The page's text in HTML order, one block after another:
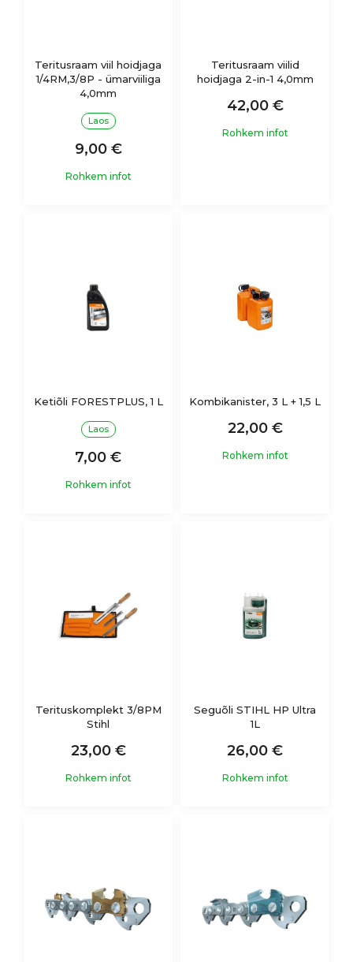
Teritusraam viil hoidjaga
1/4RM,3/8P - ümarviiliga
4,0mm
Laos
9,00 €
Rohkem infot
Teritusraam viilid
hoidjaga 2-in-1 4,0mm
42,00 €
Rohkem infot
Ketiõli FORESTPLUS, 1 L
Laos
7,00 €
Rohkem infot
Kombikanister, 3 L + 1,5 L
22,00 €
Rohkem infot
Terituskomplekt 3/8PM
Stihl
23,00 €
Rohkem infot
Seguõli STIHL HP Ultra
1L
26,00 €
Rohkem infot